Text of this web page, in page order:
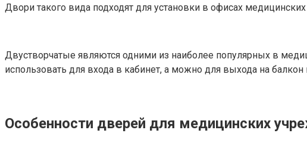
Двори такого вида подходят для установки в офисах
Двустворчатые являются одними из наиболее популярных в
использовать для входа в кабинет, а можно для выхода на
Особенности дверей для медицинских